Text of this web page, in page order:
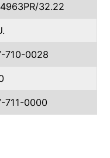
32.22
710-0028
711-0000